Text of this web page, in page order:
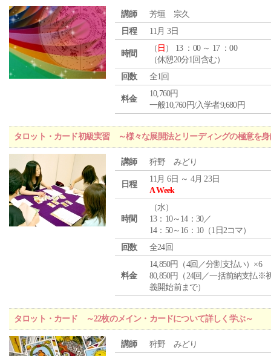
講師
芳垣 宗久
日程
11月 3日
時間
（ 日 ） 13 ：00 ～ 17 ：00
（休憩20分1回含む）
回数
全1回
料金
10,760円
一般10,760円/入学者9,680円
タロット・カード初級実習 ～様々な展開法とリーディングの極意を身
講師 狩野 みどり
日程
11月 6日 ～ 4月 23日
A Week
時間
（水）
13：10～14：30／
14：50～16：10（1日2コマ）
回数
全24回
料金
14,850円（4回／分割支払い）×6
80,850円（24回／一括前納支払※
義開始前まで）
タロット・カード ～22枚のメイン・カードについて詳しく学ぶ～
講師 狩野 みどり